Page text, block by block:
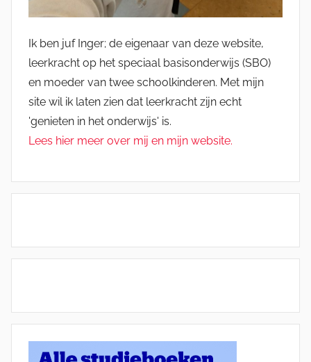
Ik ben juf Inger; de eigenaar van deze website,
leerkracht op het speciaal basisonderwijs (SBO)
en moeder van twee schoolkinderen. Met mijn
site wil ik laten zien dat leerkracht zijn echt
'genieten in het onderwijs' is.
Lees hier meer over mij en mijn website.